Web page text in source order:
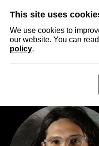
This site uses
We use cookies to
our website. You can
policy.
MARIO